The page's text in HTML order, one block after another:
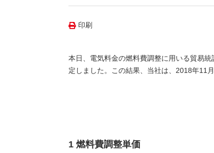
印刷
本日、電気料金の燃料費調整に用いる貿易
定しました。この結果、当社は、2018年11
1 燃料費調整単価